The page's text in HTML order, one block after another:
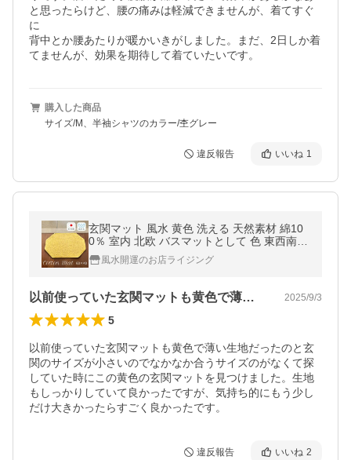
と思ったらけど、腰の痛みは軽減できませんが、着てすぐ
に
背中とか腰あたりが暖かいきがしました。まだ、2日しか着
購入した商品
サイズ/M、半袖シャツのカラー/杢グレー
違反報告 いいね 1
玄関マット 風水 黄色 洗える 天然素材 綿10
0％ 室内 北欧 バスマットとして 色 東西南北
おしゃれ かわいい 60×40 八角形 無地 洗え
る ゴールド
風水開運のお店ライジング
以前使っていた玄関マットも黄色で薄い生… 2025/9/3
5
以前使っていた玄関マットも黄色で薄い生地だったのと玄
関のサイズが小さいのでなかなか合うサイズのがなくて探
していた時にこの黄色の玄関マットを見つけました。生地
もしっかりしていて良かったですが、気持ち的にもう少し
だけ大きかったらすごく良かったです。
違反報告 いいね 2